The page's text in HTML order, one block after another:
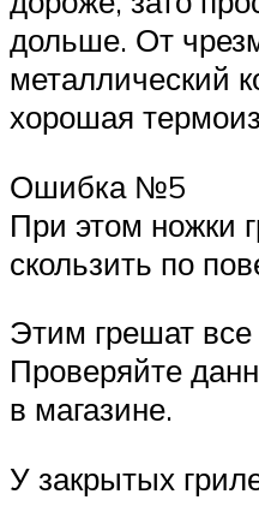
дольше. От
металлический
хорошая
Ошибка №5
При этом ножки
скользить по
Этим грешат
Проверяйте
в магазине.
У закрытых